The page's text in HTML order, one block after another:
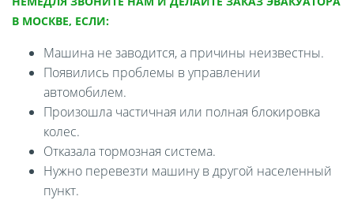
В МОСКВЕ, ЕСЛИ:
Машина не заводится, а причины неизвестны.
Появились проблемы в управлении
автомобилем.
Произошла частичная или полная блокировка
колес.
Отказала тормозная система.
Нужно перевезти машину в другой населенный
пункт.